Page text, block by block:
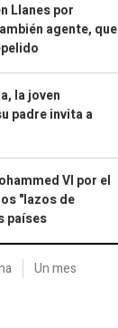
Llanes por
agente, que
la joven
padre invita a
VI por el
"lazos de
países
Un mes